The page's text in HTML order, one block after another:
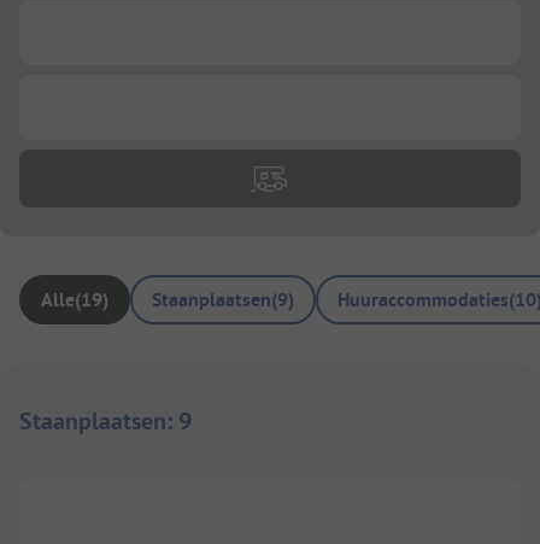
Alle(19) Staanplaatsen(9) Huuraccommodaties(10
Staanplaatsen: 9